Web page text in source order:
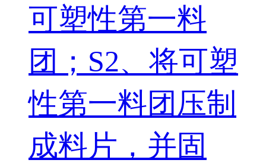
可塑性第一料
团；S2、将可塑
性第一料团压制
成料片，并固